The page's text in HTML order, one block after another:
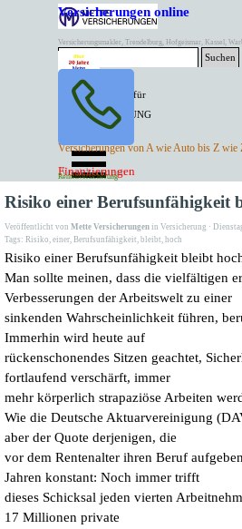
Direkt zum Seiteninhalt
Versicherungen online
Versicherungsmakler, Trendelburg, Hofgeismar, Kassel,
BESTER PREIS für
SPITZEN LEISTUNG
ANGEBOTE
Versicherungen von A wie Auto bis Z wie
Kontakt Tel. 05671/7799991
Mette Versicherungen
Suchen
Versicherungen
Finanzierungen
Rentenversicherung
Menü überspringen
Risiko einer Berufsunfähigkeit
Veröffentlicht von Mette Versicherungen in Versicherung ·
Tags: Risiko, einer, Berufsunfähigkeit, bleibt, hoch
Risiko einer Berufsunfähigkeit bleibt
Man sollte meinen, dass die vielfältigen
Verbesserungen der Arbeitswelt zu einer
sinkenden Wahrscheinlichkeit führen,
Immerhin wird heute auf
rückenschonendes Sitzen geachtet,
fortlaufend verschärft, immer
mehr körperlich strapaziöse Arbeiten
Wie die Deutsche Aktuarvereinigung
aber der Quote derjenigen, die
vor dem Rentenalter ihren Beruf
Jahren konstant: Noch immer trifft
dieses Schicksal jeden vierten
17 Millionen private